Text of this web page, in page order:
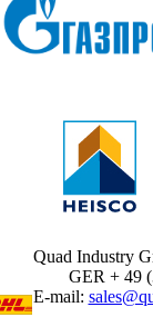
Quad Industry
GER + 49
E-mail: